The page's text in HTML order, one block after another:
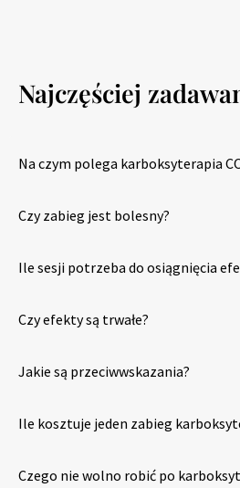
Najczęściej
Na czym polega karboksyterapia
Czy zabieg jest bolesny?
Ile sesji potrzeba do osiągnięcia
Czy efekty są trwałe?
Jakie są przeciwwskazania?
Ile kosztuje jeden zabieg
Czego nie wolno robić po